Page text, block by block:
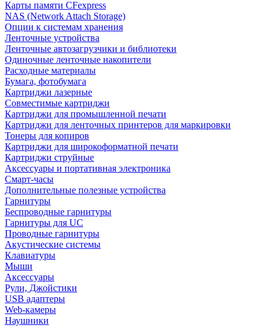
Карты памяти CFexpress
NAS (Network Attach Storage)
Опции к системам хранения
Ленточные устройства
Ленточные автозагрузчики и библиотеки
Одиночные ленточные накопители
Расходные материалы
Бумага, фотобумага
Картриджи лазерные
Совместимые картриджи
Картриджи для промышленной печати
Картриджи для ленточных принтеров для маркировки
Тонеры для копиров
Картриджи для широкоформатной печати
Картриджи струйные
Аксессуары и портативная электроника
Смарт-часы
Дополнительные полезные устройства
Гарнитуры
Беспроводные гарнитуры
Гарнитуры для UC
Проводные гарнитуры
Акустические системы
Клавиатуры
Мыши
Аксессуары
Рули, Джойстики
USB адаптеры
Web-камеры
Наушники